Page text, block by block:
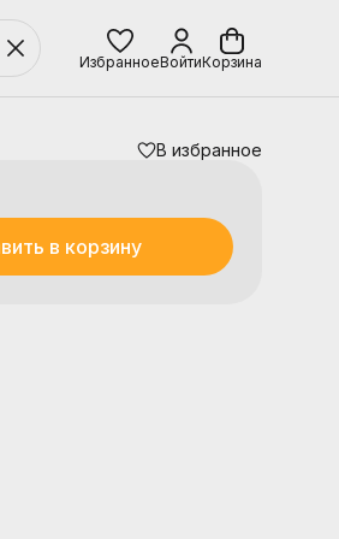
ИзбранноеВойтиКорзина
В избранное
в корзину